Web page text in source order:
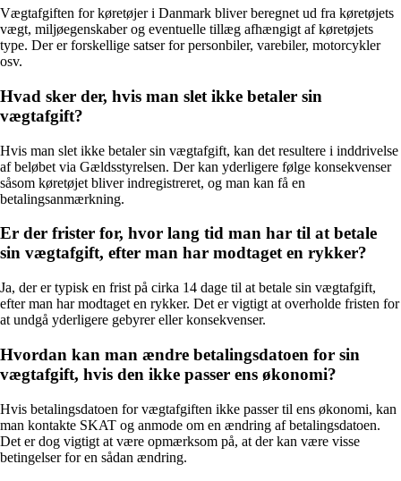
Vægtafgiften for køretøjer i Danmark bliver beregnet ud fra køretøjets
vægt, miljøegenskaber og eventuelle tillæg afhængigt af køretøjets
type. Der er forskellige satser for personbiler, varebiler, motorcykler
osv.
Hvad sker der, hvis man slet ikke betaler sin
vægtafgift?
Hvis man slet ikke betaler sin vægtafgift, kan det resultere i inddrivelse
af beløbet via Gældsstyrelsen. Der kan yderligere følge konsekvenser
såsom køretøjet bliver indregistreret, og man kan få en
betalingsanmærkning.
Er der frister for, hvor lang tid man har til at betale
sin vægtafgift, efter man har modtaget en rykker?
Ja, der er typisk en frist på cirka 14 dage til at betale sin vægtafgift,
efter man har modtaget en rykker. Det er vigtigt at overholde fristen for
at undgå yderligere gebyrer eller konsekvenser.
Hvordan kan man ændre betalingsdatoen for sin
vægtafgift, hvis den ikke passer ens økonomi?
Hvis betalingsdatoen for vægtafgiften ikke passer til ens økonomi, kan
man kontakte SKAT og anmode om en ændring af betalingsdatoen.
Det er dog vigtigt at være opmærksom på, at der kan være visse
betingelser for en sådan ændring.